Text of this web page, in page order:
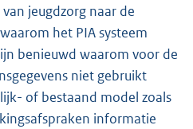
jeugdzorg naar de
het PIA systeem
benieuwd waarom voor de
niet gebruikt
of bestaand model zoals
informatie